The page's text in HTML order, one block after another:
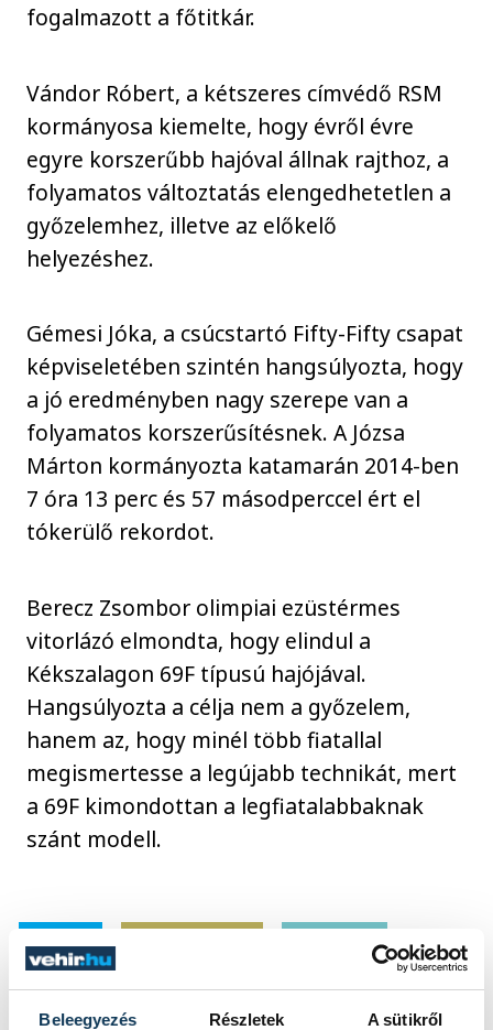
Beleegyezés Részletek A sütikről
fogalmazott a főtitkár.
Vándor Róbert, a kétszeres címvédő RSM
kormányosa kiemelte, hogy évről évre
egyre korszerűbb hajóval állnak rajthoz, a
folyamatos változtatás elengedhetetlen a
győzelemhez, illetve az előkelő
helyezéshez.
Gémesi Jóka, a csúcstartó Fifty-Fifty csapat
képviseletében szintén hangsúlyozta, hogy
a jó eredményben nagy szerepe van a
folyamatos korszerűsítésnek. A Józsa
Márton kormányozta katamarán 2014-ben
7 óra 13 perc és 57 másodperccel ért el
tókerülő rekordot.
Berecz Zsombor olimpiai ezüstérmes
vitorlázó elmondta, hogy elindul a
Kékszalagon 69F típusú hajójával.
Hangsúlyozta a célja nem a győzelem,
hanem az, hogy minél több fiatallal
megismertesse a legújabb technikát, mert
a 69F kimondottan a legfiatalabbaknak
szánt modell.
vitorlázás
Balatonfüred